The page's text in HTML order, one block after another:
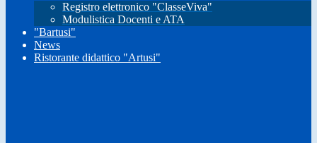
Registro elettronico "ClasseViva"
Modulistica Docenti e ATA
"Bartusi"
News
Ristorante didattico "Artusi"